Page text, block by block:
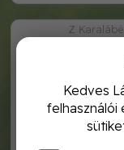
Z
Kedves
felhasználói